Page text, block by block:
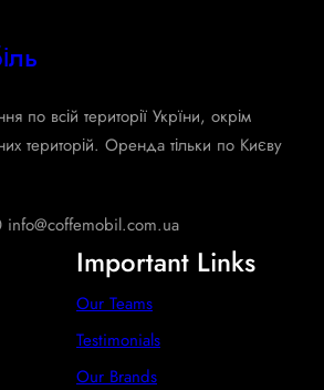
по всій території Укрїни, окрім
територій. Оренда тільки по Києву
Important Links
Our Teams
Testimonials
Our Brands